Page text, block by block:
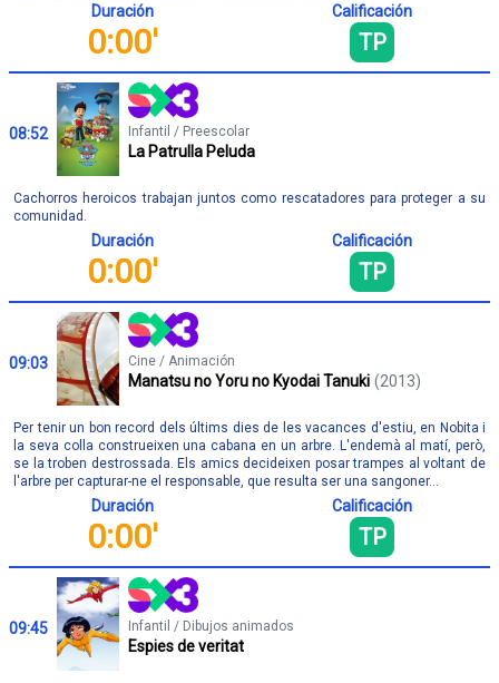
Duración
0:00'
Calificación
TP
08:52 Infantil / Preescolar
La Patrulla Peluda
Cachorros heroicos trabajan juntos como rescatadores para proteger a su
comunidad.
Duración
0:00'
Calificación
TP
09:03 Cine / Animación
Manatsu no Yoru no Kyodai Tanuki (2013)
Per tenir un bon record dels últims dies de les vacances d'estiu, en Nobita i
la seva colla construeixen una cabana en un arbre. L'endemà al matí, però,
se la troben destrossada. Els amics decideixen posar trampes al voltant de
l'arbre per capturar-ne el responsable, que resulta ser una sangoner...
Duración
0:00'
Calificación
TP
09:45 Infantil / Dibujos animados
Espies de veritat